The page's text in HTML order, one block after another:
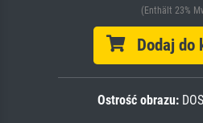
(Enthält 23%
Dodaj do
Ostrość obrazu: